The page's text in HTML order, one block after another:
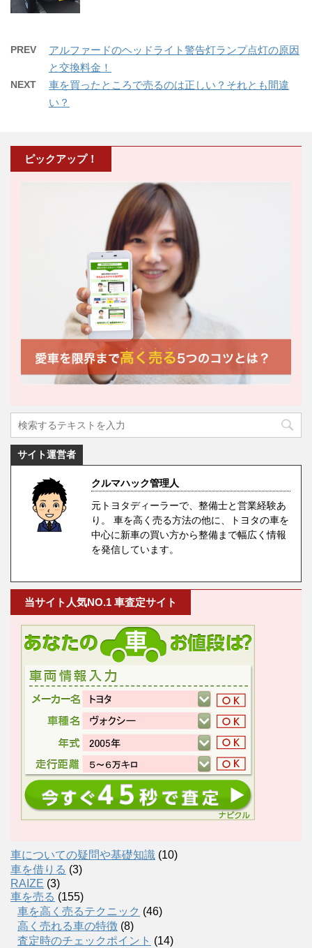
PREV
アルファードのヘッドライト警告灯ランプ点灯の原因
と交換料金！
NEXT
車を買ったところで売るのは正しい？それとも間違
い？
ピックアップ！
サイト運営者
クルマハック管理人
元トヨタディーラーで、整備士と営業経験あ
り。 車を高く売る方法の他に、トヨタの車を
中心に新車の買い方から整備まで幅広く情報
を発信しています。
当サイト人気NO.1 車査定サイト
車についての疑問や基礎知識 (10)
車を借りる (3)
RAIZE (3)
車を売る (155)
車を高く売るテクニック (46)
高く売れる車の特徴 (8)
査定時のチェックポイント (14)